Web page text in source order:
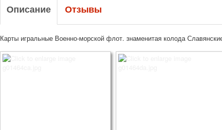
Описание Отзывы
Карты игральные Военно-морской флот. знаменитая колода